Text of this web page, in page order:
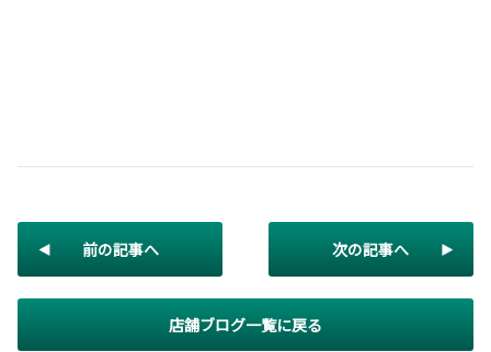
前の記事へ
店舗ブログ一覧に戻る
次の記事へ